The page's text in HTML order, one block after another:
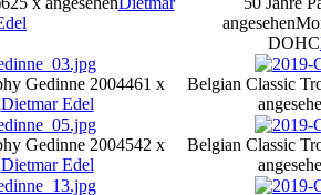
angesehen
DOHC
Gedinne 2004461 x
Dietmar Edel
Belgian Classic
Gedinne 2004542 x
Dietmar Edel
Belgian Classic